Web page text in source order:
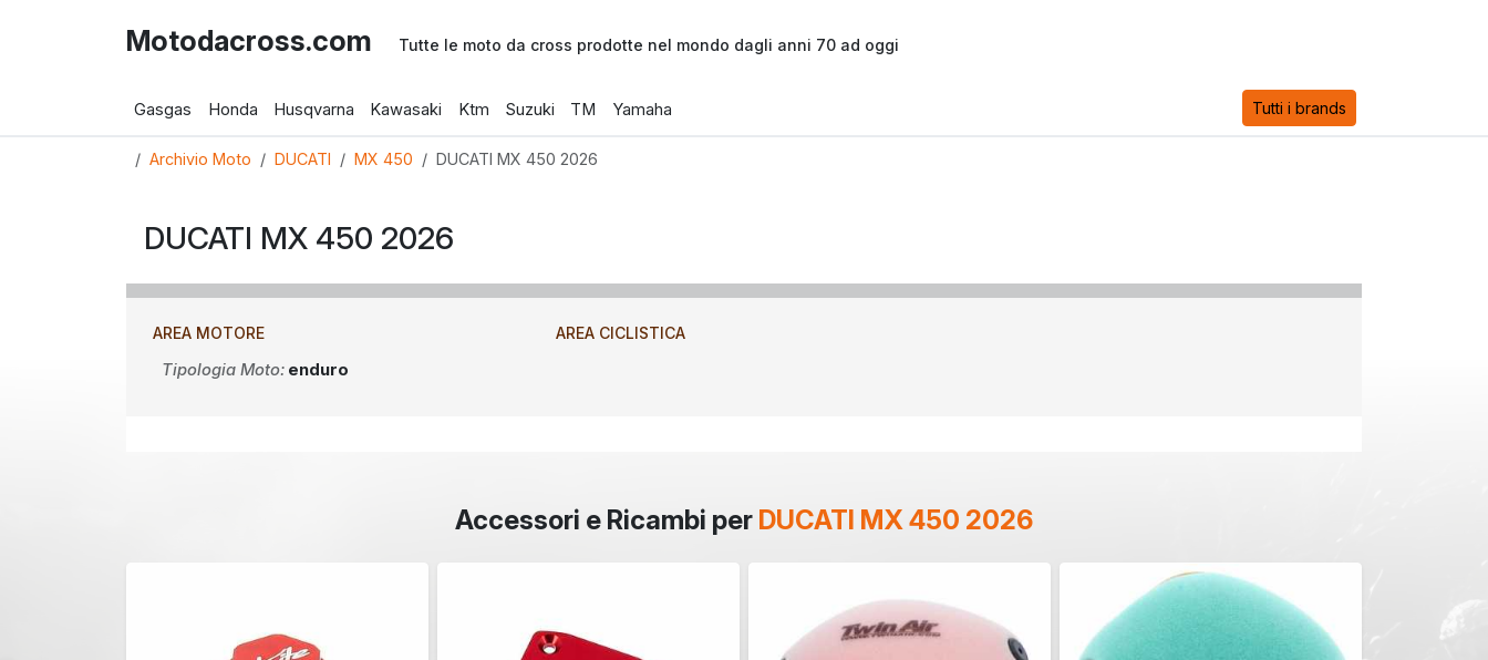
Motodacross.com Tutte le moto da cross prodotte nel mondo dagli anni 70 ad oggi
Gasgas Honda Husqvarna Kawasaki Ktm Suzuki TM Yamaha Tutti i brands
Archivio Moto DUCATI MX 450 DUCATI MX 450 2026
DUCATI MX 450 2026
AREA MOTORE
Tipologia Moto: enduro
AREA CICLISTICA
Accessori e Ricambi per DUCATI MX 450 2026